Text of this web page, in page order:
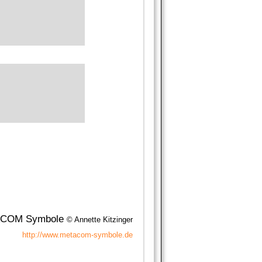
Symbole © Annette Kitzinger
http://www.metacom-symbole.de